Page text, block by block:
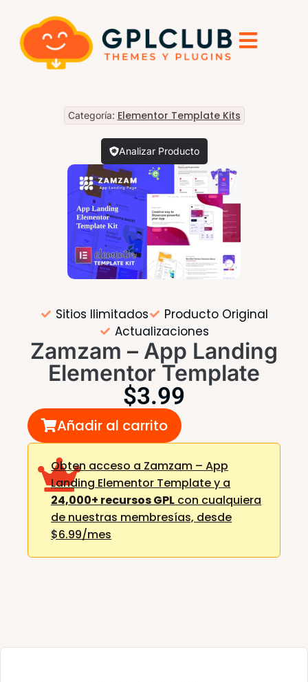
Categoría: Elementor Template Kits
Analizar Producto
Sitios Ilimitados
Producto Original
Actualizaciones
Zamzam – App Landing
Elementor Template
$3.99
Añadir al carrito
Obten acceso a Zamzam – App
Landing Elementor Template y a
24,000+ recursos GPL con cualquiera
de nuestras membresías, desde
$6.99/mes